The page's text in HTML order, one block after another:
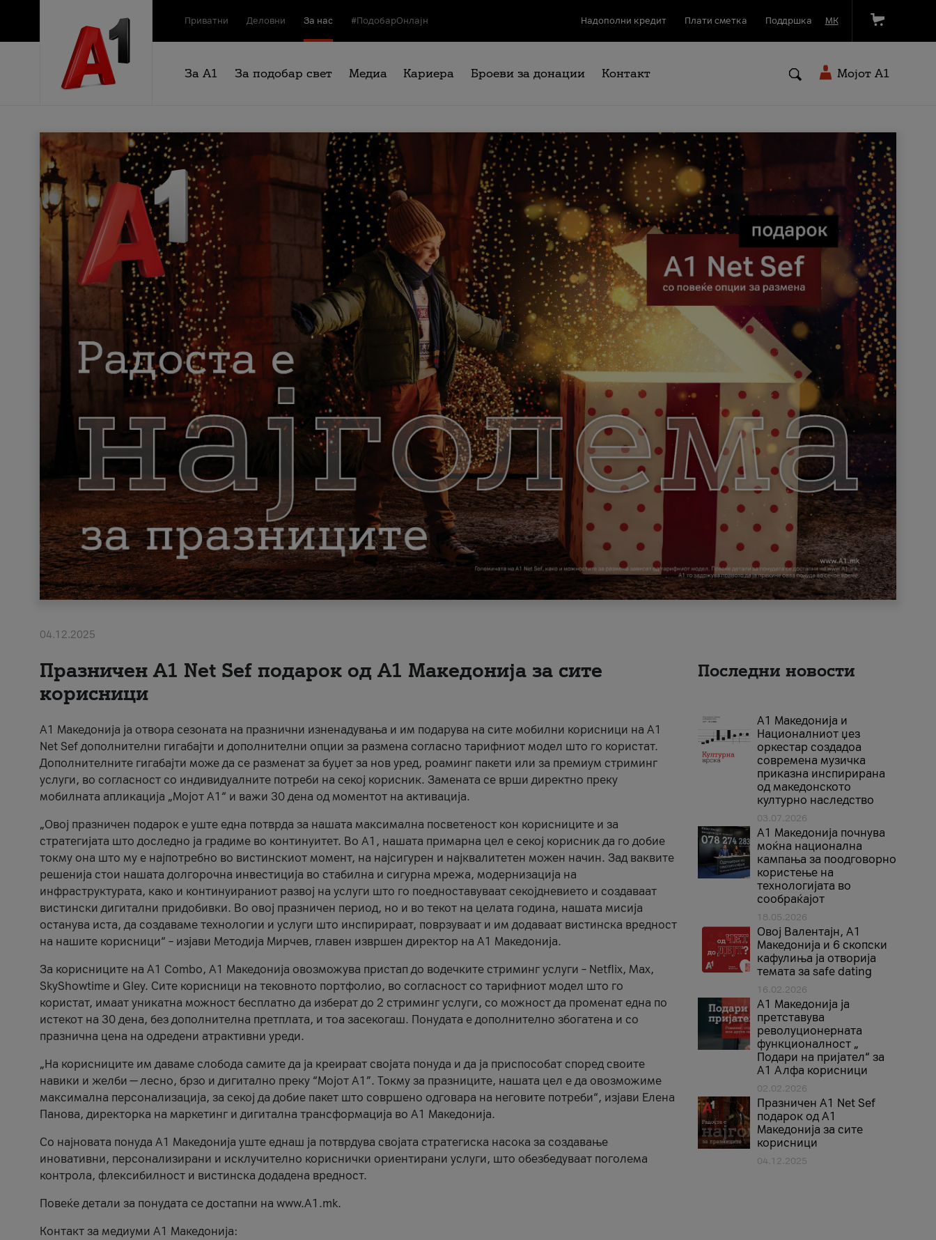
Приватни Деловни За нас #ПодобарОнлајн Надополни кредит Плати сметка Поддршка МК
За А1 За подобар свет Медиа Кариера Броеви за донации Контакт Мојот A1
04.12.2025
Празничен A1 Net Sеf подарок од А1 Македонија за сите
корисници
А1 Македонија ја отвора сезоната на празнични изненадувања и им подарува на сите мобилни корисници на A1
Net Sef дополнителни гигабајти и дополнителни опции за размена согласно тарифниот модел што го користат.
Дополнителните гигабајти може да се разменат за буџет за нов уред, роаминг пакети или за премиум стриминг
услуги, во согласност со индивидуалните потреби на секој корисник. Замената се врши директно преку
мобилната апликација „Мојот А1“ и важи 30 дена од моментот на активација.
„Овој празничен подарок е уште една потврда за нашата максимална посветеност кон корисниците и за
стратегијата што доследно ја градиме во континуитет. Во А1, нашата примарна цел е секој корисник да го добие
токму она што му е најпотребно во вистинскиот момент, на најсигурен и најквалитетен можен начин. Зад ваквите
решенија стои нашата долгорочна инвестиција во стабилна и сигурна мрежа, модернизација на
инфраструктурата, како и континуираниот развој на услуги што го поедноставуваат секојдневието и создаваат
вистински дигитални придобивки. Во овој празничен период, но и во текот на целата година, нашата мисија
останува иста, да создаваме технологии и услуги што инспирираат, поврзуваат и им додаваат вистинска вредност
на нашите корисници“ – изјави Методија Мирчев, главен извршен директор на А1 Македонија.
За корисниците на A1 Combo, А1 Македонија овозможува пристап до водечките стриминг услуги – Netflix, Max,
SkyShowtime и Gley. Сите корисници на тековното портфолио, во согласност со тарифниот модел што го
користат, имаат уникатна можност бесплатно да изберат до 2 стриминг услуги, со можност да променат една по
истекот на 30 дена, без дополнителна претплата, и тоа засекогаш. Понудата е дополнително збогатена и со
празнична цена на одредени атрактивни уреди.
„На корисниците им даваме слобода самите да ја креираат својата понуда и да ја приспособат според своите
навики и желби — лесно, брзо и дигитално преку “Мојот А1”. Токму за празниците, нашата цел е да овозможиме
максимална персонализација, за секој да добие пакет што совршено одговара на неговите потреби“, изјави Елена
Панова, директорка на маркетинг и дигитална трансформација во А1 Македонија.
Со најновата понуда А1 Македонија уште еднаш ја потврдува својата стратегиска насока за создавање
иновативни, персонализирани и исклучително кориснички ориентирани услуги, што обезбедуваат поголема
контрола, флексибилност и вистинска додадена вредност.
Повеќе детали за понудата се достапни на www.А1.mk.
Контакт за медиуми А1 Македонија:
Последни новости
А1 Македонија и
Националниот џез
оркестар создадоа
современа музичка
приказна инспирирана
од македонското
културно наследство
03.07.2026
A1 Македонија почнува
моќна национална
кампања за поодговорно
користење на
технологијата во
сообраќајот
18.05.2026
Овој Валентајн, A1
Македонија и 6 скопски
кафулиња ја отворија
темата за safe dating
16.02.2026
А1 Македонија ја
претставува
револуционерната
функционалност „
Подари на пријател“ за
А1 Алфа корисници
02.02.2026
Празничен A1 Net Sеf
подарок од А1
Македонија за сите
корисници
04.12.2025